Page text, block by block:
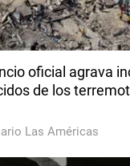
oficial agrava
de los
Las Américas